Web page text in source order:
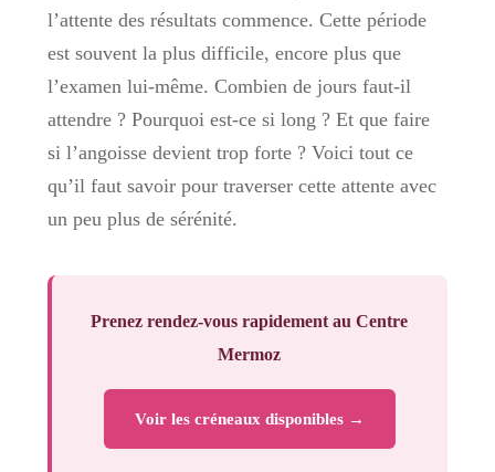
l’attente des résultats commence. Cette période
est souvent la plus difficile, encore plus que
l’examen lui-même. Combien de jours faut-il
attendre ? Pourquoi est-ce si long ? Et que faire
si l’angoisse devient trop forte ? Voici tout ce
qu’il faut savoir pour traverser cette attente avec
un peu plus de sérénité.
Prenez rendez-vous rapidement au Centre
Mermoz
Voir les créneaux disponibles →